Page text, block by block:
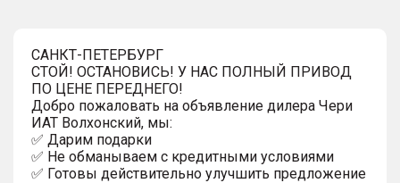
САНКТ-ПЕТЕРБУРГ
СТОЙ! ОСТАНОВИСЬ! У НАС ПОЛНЫЙ ПРИВОД
ПО ЦЕНЕ ПЕРЕДНЕГО!
Добро пожаловать на объявление дилера Чери
ИАТ Волхонский, мы:
✅ Дарим подарки
✅ Не обманываем с кредитными условиями
✅ Готовы действительно улучшить предложение